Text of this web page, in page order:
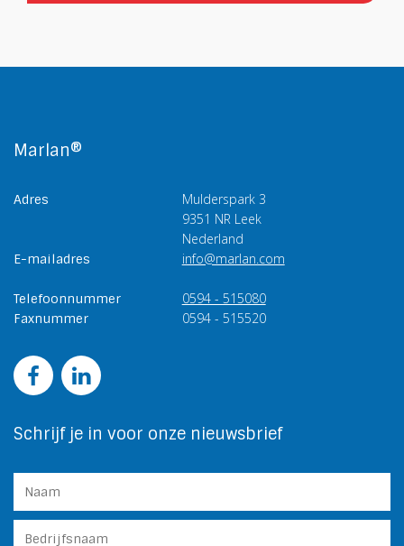
Marlan®
Adres
Mulderspark 3
9351 NR Leek
Nederland
E-mailadres
Telefoonnummer
Faxnummer
info@marlan.com
0594 - 515080
0594 - 515520
Schrijf je in voor onze nieuwsbrief